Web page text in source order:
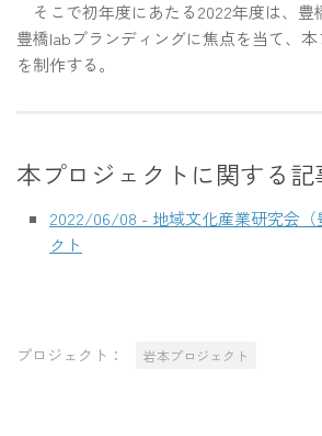
そこで初年度にあたる2022年度は、豊
豊橋labブランディングに焦点を当て、
を制作する。
本プロジェクトに関する記
2022/06/08 - 地域文化産業研究会（
クト
プロジェクト： 岩本プロジェクト